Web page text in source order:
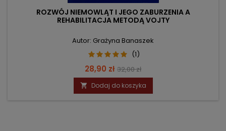
ROZWÓJ NIEMOWLĄT I JEGO ZABURZENIA A
REHABILITACJA METODĄ VOJTY
Autor: Grażyna Banaszek
(1)
Cena
28,90 zł Cena
podstawowa
32,00 zł
 Dodaj do koszyka